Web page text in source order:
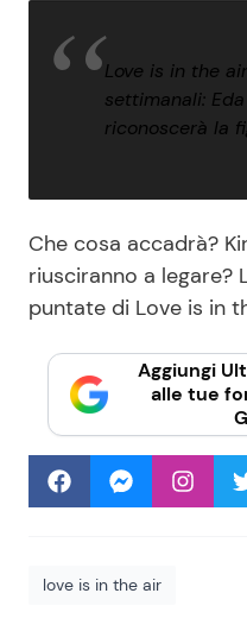
Love is in the
settimanali:
riconoscerà la
Che cosa accadrà?
riusciranno a legare?
puntate di Love is in
Aggiungi
alle tue
love is in the air